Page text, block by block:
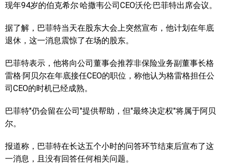
现年94岁的伯克希尔·哈撒韦公司CEO沃伦·巴菲特出席会议。
据了解，巴菲特当天在股东大会上突然宣布，他计划在年底
退休，这一消息震惊了在场的股东。
巴菲特表示，他将向公司董事会推荐非保险业务副董事长格
雷格·阿贝尔在年底接任CEO的职位，称他认为格雷格担任公
司CEO的时机已经成熟。
巴菲特"仍会留在公司"提供帮助，但"最终决定权"将属于阿贝
尔。
报道称，巴菲特在长达五个小时的问答环节结束后宣布了这
一消息，且没有回答任何相关问题。